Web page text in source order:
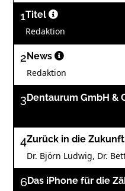
1Titel
Redaktion
2 News
Redaktion
3 Dentaurum GmbH &
4Zurück in die
Dr. Björn Ludwig, Dr.
6Das iPhone für die